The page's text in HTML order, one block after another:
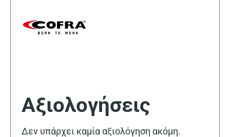
Αξιολογήσεις
Δεν υπάρχει καμία αξιολόγηση ακόμη.